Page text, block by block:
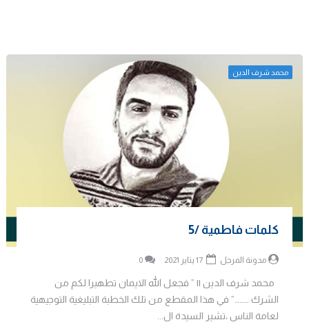
محمد شرف الدين
كلمات فاطمية /5
مدونة المرجل 0
محمد شرف الدين || ” فجعل الله الايمان تطهيرا لكم من
الشرك ………” في هذا المقطع من تلك الخطبة التبليغية التوجيهية
لعامة الناس ،تشير السيدة ال...